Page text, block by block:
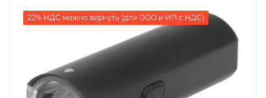
22% НДС можно вернуть (для ООО и ИП с НДС)